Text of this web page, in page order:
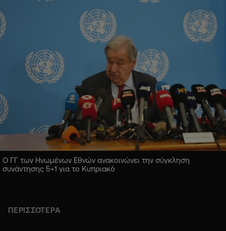
Ο ΓΓ των Ηνωμένων Εθνών ανακοινώνει την σύγκληση
συνάντησης 5+1 για το Κυπριακό
ΠΕΡΙΣΣΟΤΕΡΑ